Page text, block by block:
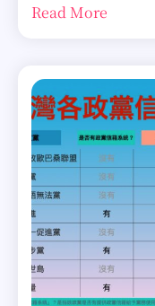
Read More